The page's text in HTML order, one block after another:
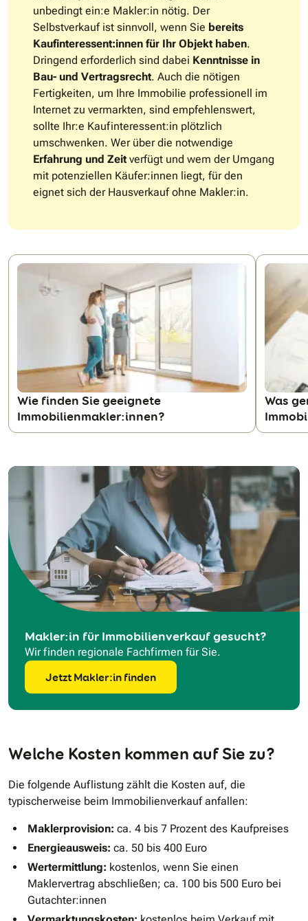
unbedingt ein:e Makler:in nötig. Der
Selbstverkauf ist sinnvoll, wenn Sie bereits
Kaufinteressent:innen für Ihr Objekt haben.
Dringend erforderlich sind dabei Kenntnisse in
Bau- und Vertragsrecht. Auch die nötigen
Fertigkeiten, um Ihre Immobilie professionell im
Internet zu vermarkten, sind empfehlenswert,
sollte Ihr:e Kaufinteressent:in plötzlich
umschwenken. Wer über die notwendige
Erfahrung und Zeit verfügt und wem der Umgang
mit potenziellen Käufer:innen liegt, für den
eignet sich der Hausverkauf ohne Makler:in.
Wie finden Sie geeignete
Immobilienmakler:innen?
Was
Makler:in für Immobilienverkauf gesucht?
Wir finden regionale Fachfirmen für Sie.
Jetzt Makler:in finden
Welche Kosten kommen auf Sie zu?
Die folgende Auflistung zählt die Kosten auf, die
typischerweise beim Immobilienverkauf anfallen:
Maklerprovision: ca. 4 bis 7 Prozent des Kaufpreises
Energieausweis: ca. 50 bis 400 Euro
Wertermittlung: kostenlos, wenn Sie einen
Maklervertrag abschließen; ca. 100 bis 500 Euro bei
Gutachter:innen